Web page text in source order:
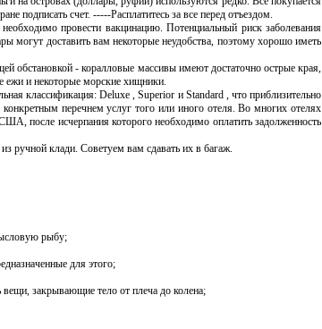
подписать счет. -----Расплатитесь за все перед отъездом.
провести вакцинацию. Потенциальный риск заболевания
могут доставить вам некоторые неудобства, поэтому хорошо иметь
обстановкой - коралловые массивы имеют достаточно острые края,
ежи и некоторые морские хищники.
классификация: Deluxe , Superior и Standard , что приблизительно
перечнем услуг того или иного отеля. Во многих отелях
после исчерпания которого необходимо оплатить задолженность
ручной клади. Советуем вам сдавать их в багаж.
рыбу;
для этого;
закрывающие тело от плеча до колена;